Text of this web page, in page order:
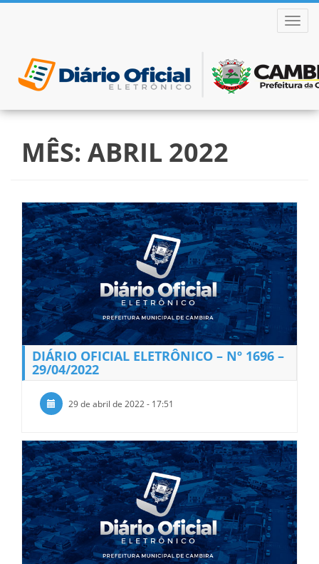
conteúdo
MÊS: ABRIL 2022
DIÁRIO OFICIAL ELETRÔNICO – Nº 1696 –
29/04/2022
29 de abril de 2022 - 17:51